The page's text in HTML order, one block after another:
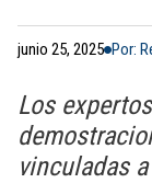
junio 25, 2025 Por:
Los
vinculadas